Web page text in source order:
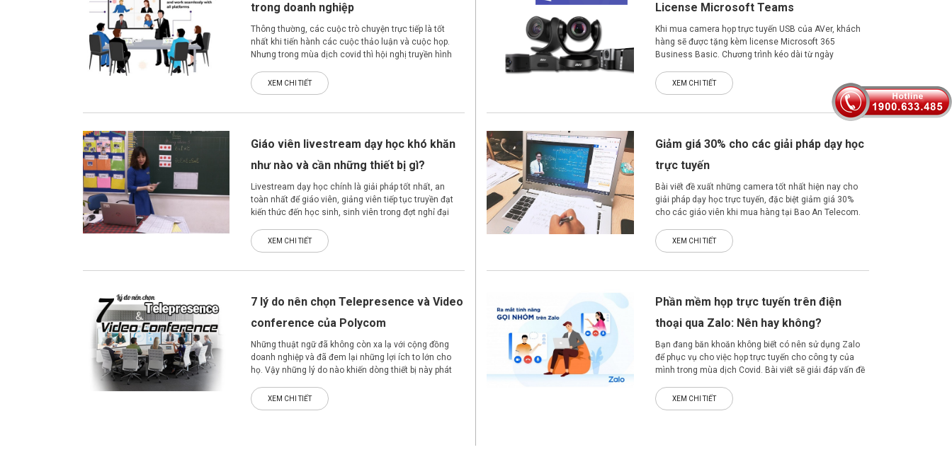
trong doanh nghiệp
Thông thường, các cuộc trò chuyện trực tiếp là tốt
nhất khi tiến hành các cuộc thảo luận và cuộc họp.
Nhưng trong mùa dịch covid thì hội nghị truyền hình
XEM CHI TIẾT
License Microsoft Teams
Khi mua camera họp trực tuyến USB của AVer, khách
hàng sẽ được tặng kèm license Microsoft 365
Business Basic. Chương trình kéo dài từ ngày
XEM CHI TIẾT
Giáo viên livestream dạy học khó khăn
như nào và cần những thiết bị gì?
Livestream dạy học chính là giải pháp tốt nhất, an
toàn nhất để giáo viên, giảng viên tiếp tục truyền đạt
kiến thức đến học sinh, sinh viên trong đợt nghỉ đại
XEM CHI TIẾT
Giảm giá 30% cho các giải pháp dạy học
trực tuyến
Bài viết đề xuất những camera tốt nhất hiện nay cho
giải pháp dạy học trực tuyến, đặc biệt giảm giá 30%
cho các giáo viên khi mua hàng tại Bao An Telecom.
XEM CHI TIẾT
7 lý do nên chọn Telepresence và Video
conference của Polycom
Những thuật ngữ đã không còn xa lạ với cộng đồng
doanh nghiệp và đã đem lại những lợi ích to lớn cho
họ. Vậy những lý do nào khiến dòng thiết bị này phát
khám phá 07 nguyên nhân tiêu biểu khiến khách hàng
luôn chọn đến dòng sản phẩm này.
XEM CHI TIẾT
Phần mềm họp trực tuyến trên điện
thoại qua Zalo: Nên hay không?
Bạn đang băn khoăn không biết có nên sử dụng Zalo
để phục vụ cho việc họp trực tuyến cho công ty của
mình trong mùa dịch Covid. Bài viết sẽ giải đáp vấn đề
XEM CHI TIẾT